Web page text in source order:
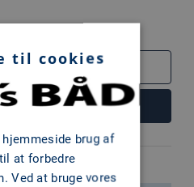
MERE
til cookies
brug af
at forbedre
Ved at bruge vores